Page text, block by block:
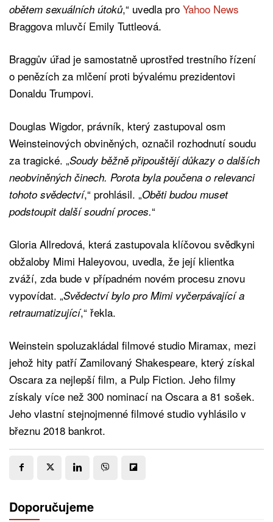
obětem sexuálních útoků,“ uvedla pro Yahoo News
Braggova mluvčí Emily Tuttleová.
Braggův úřad je samostatně uprostřed trestního řízení
o penězích za mlčení proti bývalému prezidentovi
Donaldu Trumpovi.
Douglas Wigdor, právník, který zastupoval osm
Weinsteinových obviněných, označil rozhodnutí soudu
za tragické. „Soudy běžně připouštějí důkazy o dalších
neobviněných činech. Porota byla poučena o relevanci
tohoto svědectví,“ prohlásil. „Oběti budou muset
podstoupit další soudní proces.“
Gloria Allredová, která zastupovala klíčovou svědkyni
obžaloby Mimi Haleyovou, uvedla, že její klientka
zváží, zda bude v případném novém procesu znovu
vypovídat. „Svědectví bylo pro Mimi vyčerpávající a
retraumatizující,“ řekla.
Weinstein spoluzakládal filmové studio Miramax, mezi
jehož hity patří Zamilovaný Shakespeare, který získal
Oscara za nejlepší film, a Pulp Fiction. Jeho filmy
získaly více než 300 nominací na Oscara a 81 sošek.
Jeho vlastní stejnojmenné filmové studio vyhlásilo v
březnu 2018 bankrot.
Doporučujeme